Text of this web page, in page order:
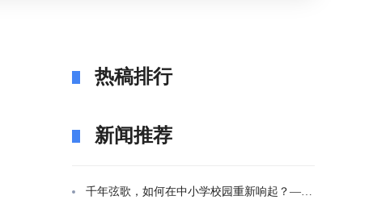
热稿排行
新闻推荐
千年弦歌，如何在中小学校园重新响起？——湖南首届中小学书院制建设研讨会观察